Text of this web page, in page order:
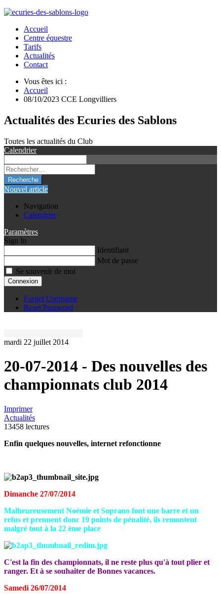
Accueil
Centre équestre
Tarifs
Actualités
Contact
Vous êtes ici :
Accueil
08/10/2023 CCE Longvilliers
Actualités des Ecuries des Sablons
Toutes les actualités du Club
Calendrier
Recherche
Nouvel article
Navigation
Calendrier
Paramètres
Sign In
Identifiant
Mot de passe
Se souvenir de moi
Connexion
Forget Username
Reset Password
mardi 22 juillet 2014
20-07-2014 - Des nouvelles des
championnats club 2014
Imprimer
Actualités
13458 lectures
Enfin quelques nouvelles, internet refonctionne
Dimanche 27/07/2014
Malheureusement Noémie et Soprano font une barre et un
refus et prennent donc 19 points de pénalité, ils remontent
malgré tout à la 22 ème place
C'est la fin des championnats, il ne reste plus qu'à tout plier et
ranger. Et à se souhaiter de Bonnes vacances.
Samedi 26/07/2014